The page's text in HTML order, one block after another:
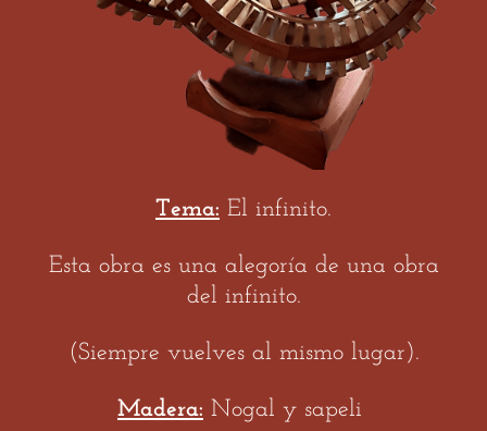
Tema: El infinito.
Esta obra es una alegoría de una obra
del infinito.
(Siempre vuelves al mismo lugar).
Madera: Nogal y sapeli